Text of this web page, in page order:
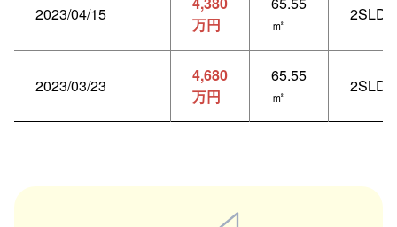
2023/04/15
万円
㎡
2SLDK
2023/03/23
4,680
万円
65.55
㎡
2SLDK